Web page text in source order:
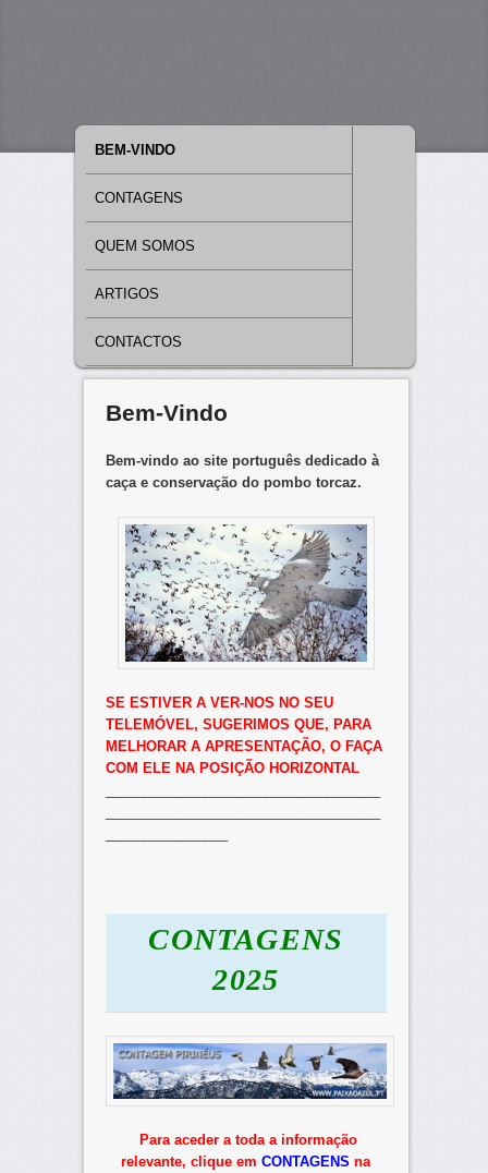
SKIP TO PRIMARY CONTENT
SKIP TO SECONDARY CONTENT
BEM-VINDO
CONTAGENS
QUEM SOMOS
ARTIGOS
CONTACTOS
Bem-Vindo
Bem-vindo ao site português dedicadoà
caça e conservação do pombo torcaz.
SE ESTIVER A VER-NOS NO SEU
TELEMÓVEL, SUGERIMOS QUE, PARA
MELHORAR A APRESENTAÇÃO, O FAÇA
COM ELE NA POSIÇÃO HORIZONTAL
CONTAGENS
2025
Para aceder a toda a informação
relevante, clique emCONTAGENS na